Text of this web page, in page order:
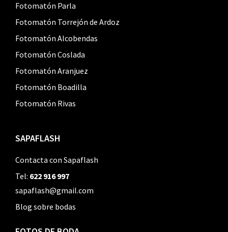
Fotomatón Parla
Fotomatón Torrejón de Ardoz
Fotomatón Alcobendas
Fotomatón Coslada
Fotomatón Aranjuez
Fotomatón Boadilla
Fotomatón Rivas
SAPAFLASH
Contacta con Sapaflash
Tel: 622 916 997
sapaflash@gmail.com
Blog sobre bodas